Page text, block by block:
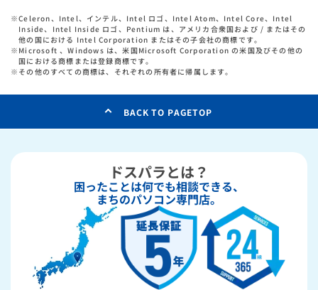
※Celeron、Intel、インテル、Intel ロゴ、Intel Atom、Intel Core、Intel
Inside、Intel Inside ロゴ、Pentium は、アメリカ合衆国および / またはその
他の国における Intel Corporation またはその子会社の商標です。
※ Microsoft 、Windows は、米国Microsoft Corporation の米国及びその他の
国における商標または登録商標です。
※ その他のすべての商標は、それぞれの所有者に帰属します。
BACK TO PAGETOP
ドスパラとは？
困ったことは何でも相談できる、
まちのパソコン専門店。